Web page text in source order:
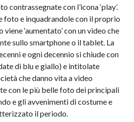
contrassegnate con l’icona ‘play’.
foto e inquadrandole con il proprio
‘aumentato’ con un video che
sullo smartphone o il tablet. La
e ogni decennio si chiude con
di blu e giallo) e intitolate
che danno vita a video
con le più belle foto dei principali
e gli avvenimenti di costume e
il periodo.